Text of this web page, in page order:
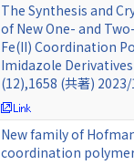
The Synthesis and
of New One- and
Fe(II) Coordination
Imidazole
(12),1658 (共著)
New family of
coordination